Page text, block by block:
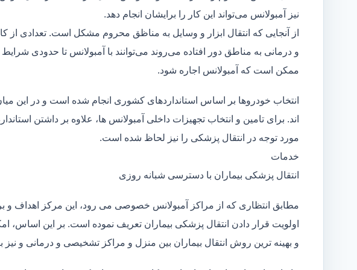
نیز آمبولانس می‌تواند این کار را برایشان انجام دهد.
از آنجایی که انتقال ابزار و وسایل به مناظق محروم مشکل است. تعدادی از
و درمانی به مناطق دور افتاده می‌روند می‌توانند با آمبولانس تا حدودی
ممکن است که آمبولانس اجاره شود.
انتخاب خودروها بر اساس استانداردهای کشوری انجام شده است و در این
اند. برای تامین و انتخاب تجهیزات داخلی آمبولانس ها، علاوه بر داشتن
مورد توجه در انتقال پزشکی را نیز لحاظ شده است.
خدمات
انتقال پزشکی بیماران با دسترسی شبانه روزی
مطابق انتظاری که از مراکز آمبولانس خصوصی می رود، این مرکز اهداف و
اولویت قرار دادن انتقال پزشکی بیماران تعریف نموده است. بر این اساس،
و بهینه ترین روش انتقال بیماران بین منزل و مراکز تشخیصی و درمانی و